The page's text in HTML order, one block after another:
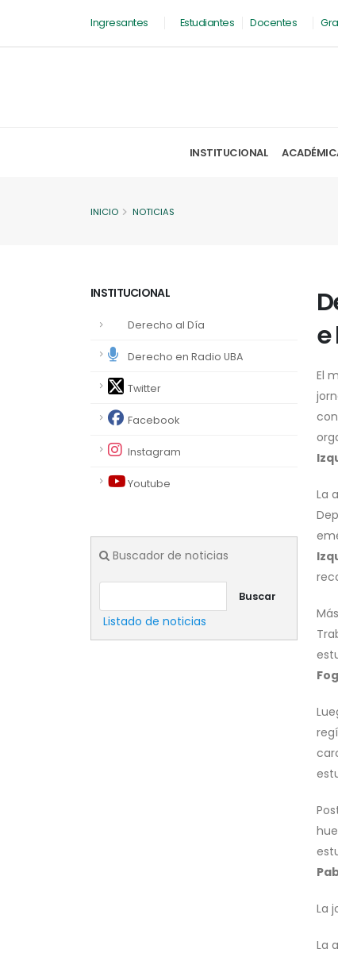
Ingresantes Estudiantes Docentes
INSTITUCIONAL
INICIO NOTICIAS
INSTITUCIONAL
Derecho al Día
Derecho en Radio UBA
Twitter
Facebook
Instagram
Youtube
Buscador de noticias
Buscar
Listado de noticias
e
El
La
La
La